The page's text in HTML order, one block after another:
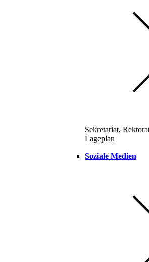
Sekretariat,
Lageplan
Soziale Medien